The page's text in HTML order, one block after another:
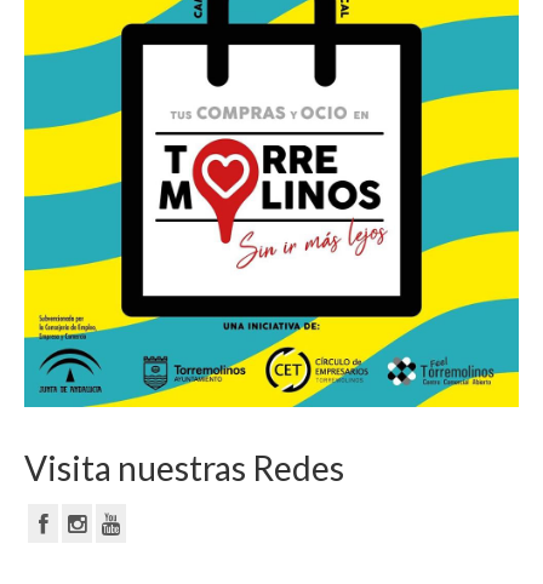
Visita nuestras Redes